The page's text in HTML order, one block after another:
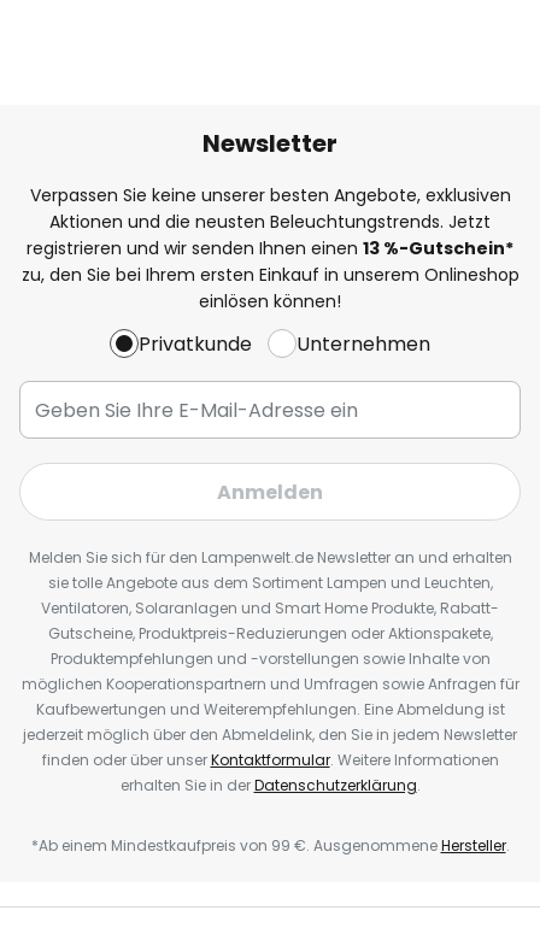
Newsletter
Verpassen Sie keine unserer besten Angebote, exklusiven
Aktionen und die neusten Beleuchtungstrends. Jetzt
registrieren und wir senden Ihnen einen 13 %-Gutschein*
zu, den Sie bei Ihrem ersten Einkauf in unserem Onlineshop
einlösen können!
Privatkunde Unternehmen
Anmelden
Melden Sie sich für den Lampenwelt.de Newsletter an und erhalten
sie tolle Angebote aus dem Sortiment Lampen und Leuchten,
Ventilatoren, Solaranlagen und Smart Home Produkte, Rabatt-
Gutscheine, Produktpreis-Reduzierungen oder Aktionspakete,
Produktempfehlungen und -vorstellungen sowie Inhalte von
möglichen Kooperationspartnern und Umfragen sowie Anfragen für
Kaufbewertungen und Weiterempfehlungen. Eine Abmeldung ist
jederzeit möglich über den Abmeldelink, den Sie in jedem Newsletter
finden oder über unserKontaktformular. Weitere Informationen
erhalten Sie in derDatenschutzerklärung.
*Ab einem Mindestkaufpreis von 99 €. AusgenommeneHersteller.